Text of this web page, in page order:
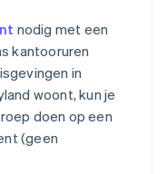
nodig met een
kantooruren
in
woont, kun je
doen op een
(geen